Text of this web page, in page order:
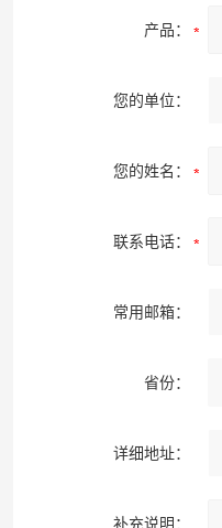
产品：
您的单位：
您的姓名：
联系电话：
常用邮箱：
省份：
详细地址：
补充说明：